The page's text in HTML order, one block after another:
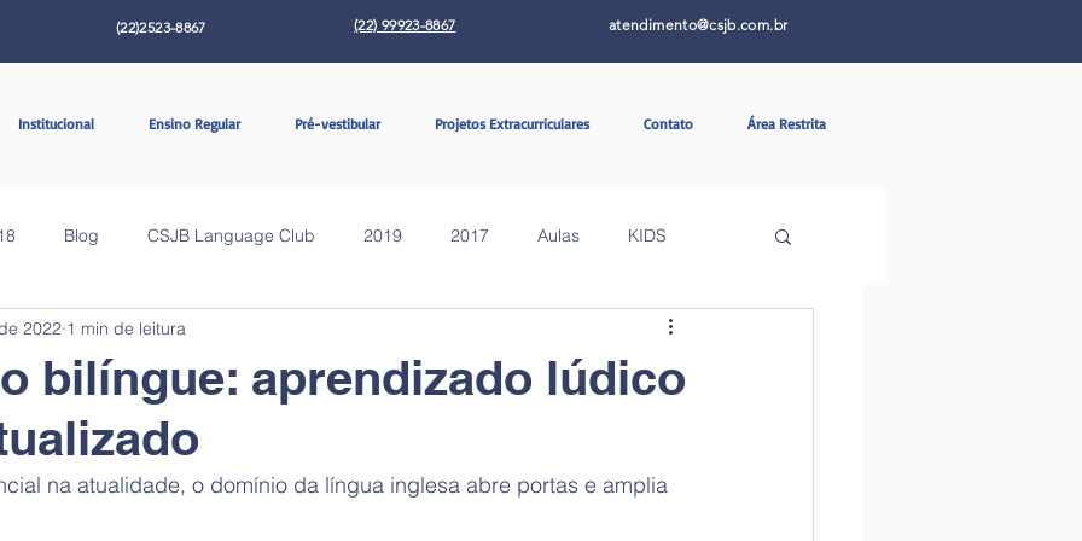
(22)2523-8867 (22) 99923-8867 atendimento@csjb.com.br
Institucional Ensino Regular Pré-vestibular Projetos Extracurriculares Contato Área Restrita
Blog CSJB Language Club 2019 2017 Aulas KIDS
bilíngue: aprendizado lúdico
2022 1 min de leitura
na atualidade, o domínio da língua inglesa abre portas e amplia